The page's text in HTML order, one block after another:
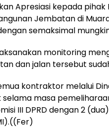
Apresiasi kepada pihak
Jembatan di
semaksimal
monitoring
dan jalan tersebut
kontraktor melalui
masa
III DPRD dengan 2